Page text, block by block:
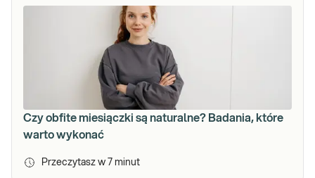
Czy obfite miesiączki są naturalne? Badania, które
warto wykonać
Przeczytasz w 7 minut